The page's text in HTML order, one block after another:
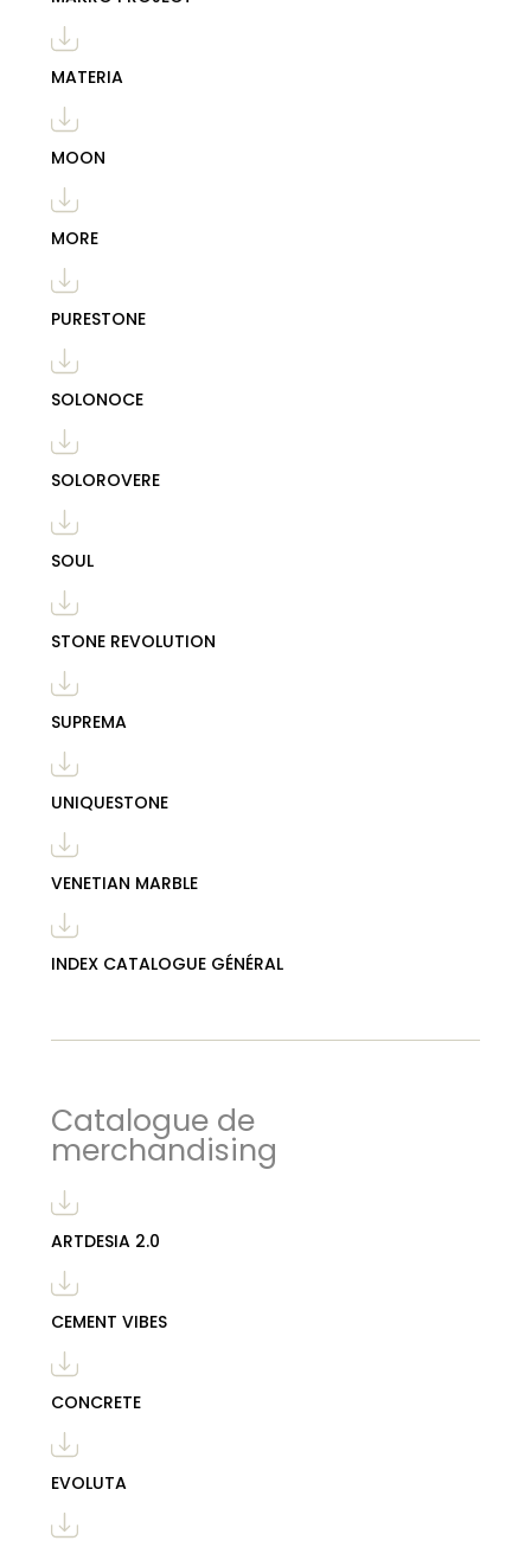
MATERIA
MOON
MORE
PURESTONE
SOLONOCE
SOLOROVERE
SOUL
STONE REVOLUTION
SUPREMA
UNIQUESTONE
VENETIAN MARBLE
INDEX CATALOGUE GÉNÉRAL
Catalogue de
merchandising
ARTDESIA 2.0
CEMENT VIBES
CONCRETE
EVOLUTA